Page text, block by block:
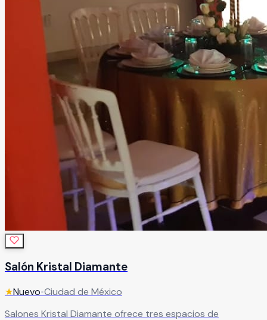
Salón Kristal Diamante
★Nuevo•Ciudad de México
Salones Kristal Diamante ofrece tres espacios de